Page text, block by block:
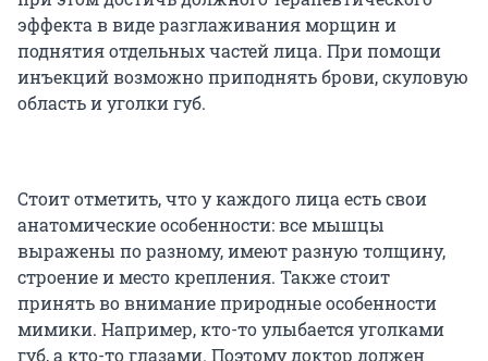
эффекта в виде разглаживания морщин и
поднятия отдельных частей лица. При помощи
инъекций возможно приподнять брови, скуловую
область и уголки губ.
Стоит отметить, что у каждого лица есть свои
анатомические особенности: все мышцы
выражены по разному, имеют разную толщину,
строение и место крепления. Также стоит
принять во внимание природные особенности
мимики. Например, кто-то улыбается уголками
губ, а кто-то глазами. Поэтому доктор должен